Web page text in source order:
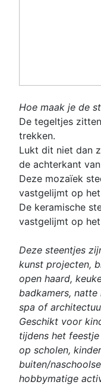
Hoe maak je de
De tegeltjes
trekken.
Lukt dit niet dan
de achterkant
Deze mozaïek
vastgelijmt op
De keramische
vastgelijmt op
Deze steentjes
kunst projecten,
open haard,
badkamers, natte
spa of
Geschikt voor
tijdens het
op scholen,
buiten/
hobbymatige